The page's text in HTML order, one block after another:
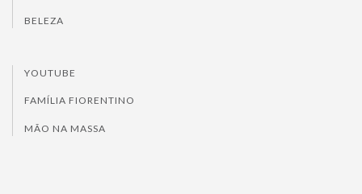
BELEZA
YOUTUBE
FAMÍLIA FIORENTINO
MÃO NA MASSA